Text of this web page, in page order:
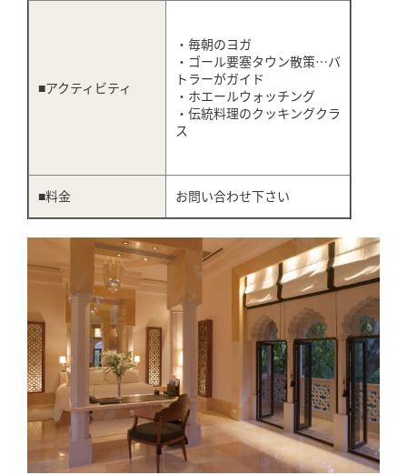
■アクティビティ
・毎朝のヨガ
・ゴール要塞タウン散策…バ
トラーがガイド
・ホエールウォッチング
・伝統料理のクッキングクラ
ス
■料金 お問い合わせ下さい